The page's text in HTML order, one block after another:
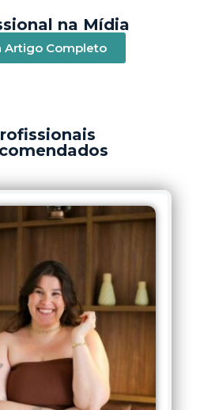
na Mídia
Artigo Completo